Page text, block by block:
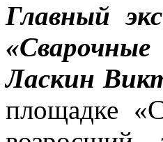
Главный
Ласкин
площадке